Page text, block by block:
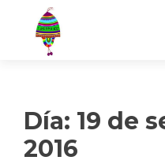
Día: 19 de
2016